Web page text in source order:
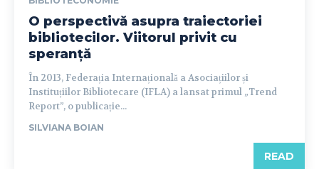
O perspectivă asupra traiectoriei
bibliotecilor. Viitorul privit cu
speranță
În 2013, Federația Internațională a Asociațiilor și
Instituțiilor Bibliotecare (IFLA) a lansat primul „Trend
Report”, o publicație...
SILVIANA BOIAN
READ